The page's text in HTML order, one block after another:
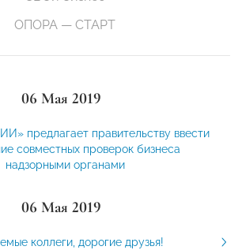
ОПОРА — СТАРТ
06 Мая 2019
предлагает правительству ввести
совместных проверок бизнеса
надзорными органами
06 Мая 2019
коллеги, дорогие друзья!